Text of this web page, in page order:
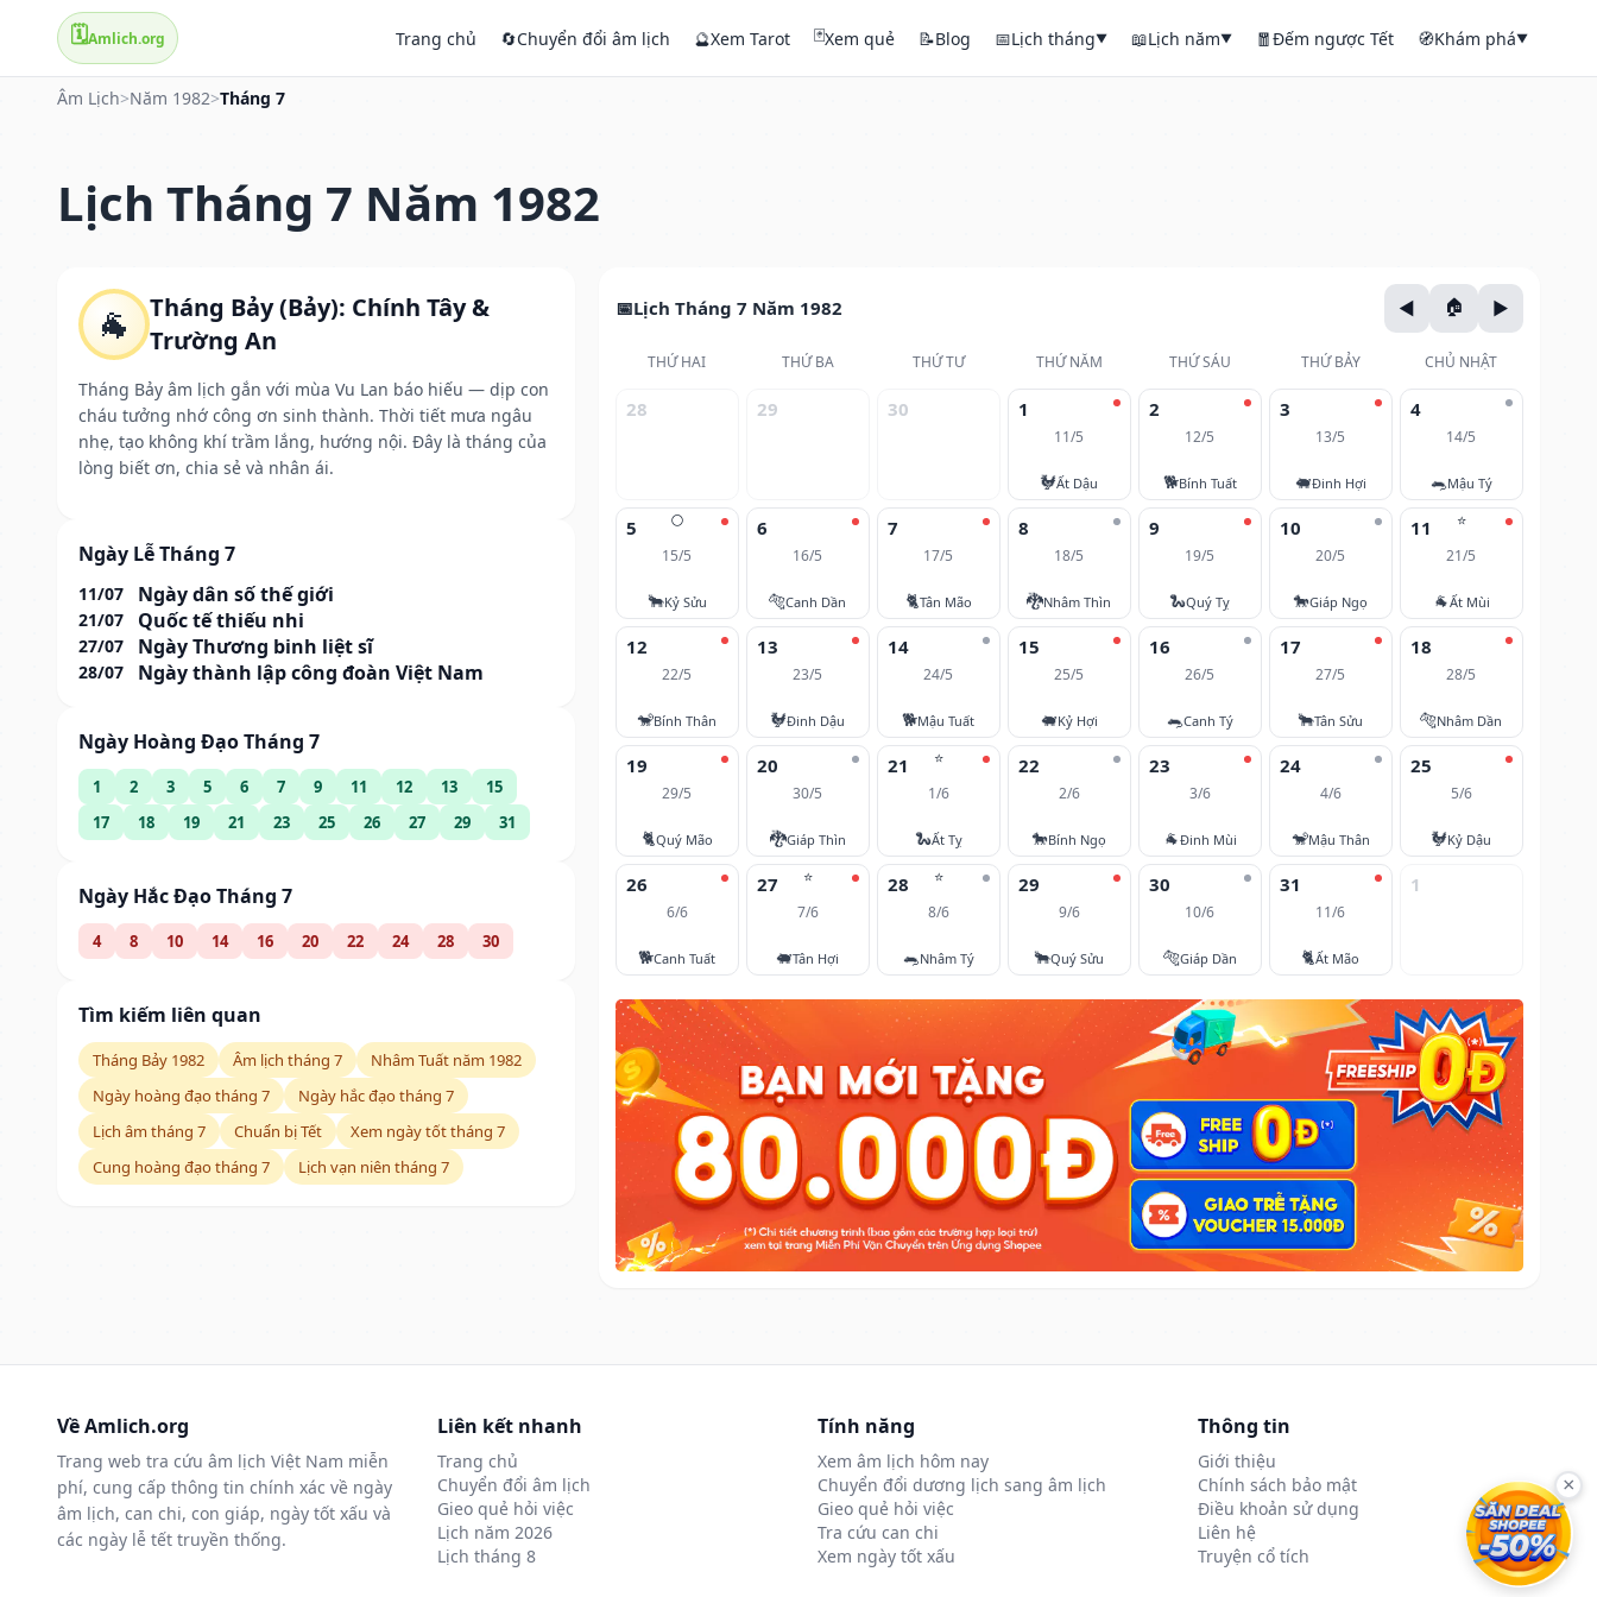
🗓️Amlich.org Trang chủ 🔄Chuyển đổi âm lịch 🔮Xem Tarot 🃏Xem quẻ 📝Blog 📅Lịch tháng▼ 📖Lịch năm▼ 🧧Đếm ngược Tết 🧭Khám phá▼
Âm Lịch>Năm 1982>Tháng 7
Lịch Tháng 7 Năm 1982
🐐
Tháng Bảy (Bảy): Chính Tây &
Trường An
Tháng Bảy âm lịch gắn với mùa Vu Lan báo hiếu — dịp con
cháu tưởng nhớ công ơn sinh thành. Thời tiết mưa ngâu
nhẹ, tạo không khí trầm lắng, hướng nội. Đây là tháng của
lòng biết ơn, chia sẻ và nhân ái.
Ngày Lễ Tháng 7
11/07 Ngày dân số thế giới
21/07 Quốc tế thiếu nhi
27/07 Ngày Thương binh liệt sĩ
28/07 Ngày thành lập công đoàn Việt Nam
Ngày Hoàng Đạo Tháng 7
1 2 3 5 6 7 9 11 12 13
15
17
18 19 21 23 25 26 27 29 31
Ngày Hắc Đạo Tháng 7
4 8 10 14 16 20 22 24 28 30
Tìm kiếm liên quan
Tháng Bảy 1982 Âm lịch tháng 7
Nhâm Tuất năm 1982
Ngày hoàng đạo tháng 7
Ngày hắc đạo tháng 7
Lịch âm tháng 7
Chuẩn bị Tết
Xem ngày tốt tháng 7
Cung hoàng đạo tháng 7
Lịch vạn niên tháng 7
Lịch Tháng 7 Năm 1982
THỨ HAI THỨ BA THỨ TƯ THỨ NĂM THỨ SÁU THỨ BẢY CHỦ NHẬT
28 29 30 1
11/5
🐓Ất Dậu
2
12/5
🐕Bính Tuất
3
13/5
🐖Đinh Hợi
4
14/5
🐀Mậu Tý
🌕
5
15/5
🐂Kỷ Sửu
6
16/5
🐅Canh Dần
7
17/5
🐈Tân Mão
8
18/5
🐉Nhâm Thìn
9
19/5
🐍Quý Tỵ
10
20/5
🐎Giáp Ngọ
⭐
11
21/5
🐐Ất Mùi
12
22/5
🐒Bính Thân
13
23/5
🐓Đinh Dậu
14
24/5
🐕Mậu Tuất
15
25/5
🐖Kỷ Hợi
16
26/5
🐀Canh Tý
17
27/5
🐂Tân Sửu
18
28/5
🐅Nhâm Dần
19
29/5
🐈Quý Mão
20
30/5
🐉Giáp Thìn
⭐
21
1/6
🐍Ất Tỵ
22
2/6
🐎Bính Ngọ
23
3/6
🐐Đinh Mùi
24
4/6
🐒Mậu Thân
25
5/6
🐓Kỷ Dậu
26
6/6
🐕Canh Tuất
⭐
27
7/6
🐖Tân Hợi
⭐
28
8/6
🐀Nhâm Tý
29
9/6
🐂Quý Sửu
30
10/6
🐅Giáp Dần
31
11/6
🐈Ất Mão
1
Về Amlich.org
Trang web tra cứu âm lịch Việt Nam miễn
phí, cung cấp thông tin chính xác về ngày
âm lịch, can chi, con giáp, ngày tốt xấu và
các ngày lễ tết truyền thống.
Liên kết nhanh
Trang chủ
Chuyển đổi âm lịch
Gieo quẻ hỏi việc
Lịch năm 2026
Lịch tháng 8
Tính năng
Xem âm lịch hôm nay
Chuyển đổi dương lịch sang âm lịch
Gieo quẻ hỏi việc
Tra cứu can chi
Xem ngày tốt xấu
Thông tin
Giới thiệu
Chính sách bảo mật
Điều khoản sử dụng
Liên hệ
Truyện cổ tích
×